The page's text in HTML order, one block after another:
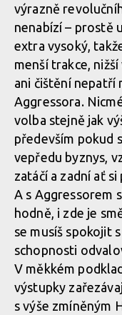
výrazně
nenabízí – prostě
extra vysoký,
menší trakce,
ani čištění nepatří
Aggressora.
volba stejně jak
především pokud
vepředu byznys,
zatáčí a zadní ať
A s Aggressorem
hodně, i zde je
se musíš spokojit
schopnosti
V měkkém
výstupky
s výše zmíněným